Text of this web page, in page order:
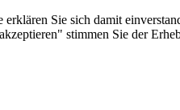
Sie sich damit
stimmen Sie der